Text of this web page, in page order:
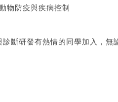
物防疫與疾病控制
斷研發有熱情的同學加入，